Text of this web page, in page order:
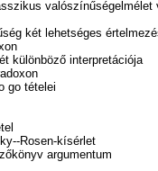
valószínűségelmélet
két lehetséges
különböző interpretációja
go tételei
Rosen-kísérlet
argumentum